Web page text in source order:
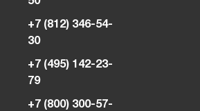
+7 (812) 346-54-
30
+7 (495) 142-23-
79
+7 (800) 300-57-